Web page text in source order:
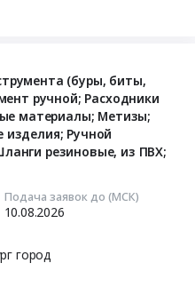
(буры, биты,
ручной; Расходники
материалы; Метизы;
Ручной
резиновые, из ПВХ;
Подача заявок до (МСК)
10.08.2026
город